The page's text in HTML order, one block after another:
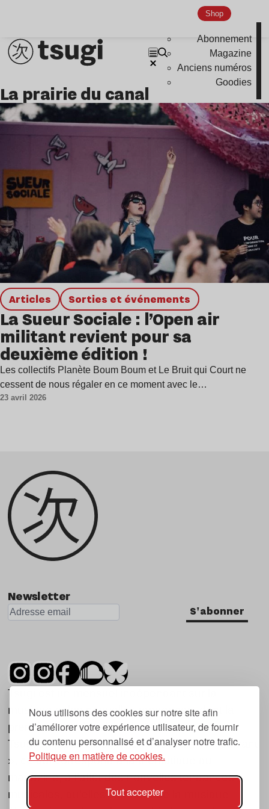
Nous utilisons des cookies sur notre site afin
d’améliorer votre expérience utilisateur, de fournir
du contenu personnalisé et d’analyser notre trafic.
Politique en matière de cookies.
Tout accepter
Shop
Abonnement
Magazine
Anciens numéros
Goodies
la prairie du canal
Articles Sorties et événements
La Sueur Sociale : l’Open air
militant revient pour sa
deuxième édition !
Les collectifs Planète Boum Boum et Le Bruit qui Court ne
cessent de nous régaler en ce moment avec le…
23 avril 2026
Newsletter
S'abonner
Tsugi est un mensuel indépendant sur la
musique et les nouvelles tendances, dont la
première parution date de 2007.
Tsugi en japonais signifie « prochain », « suivant
», ce qui correspond à la thématique du
magazine, à l’affût des nouvelles tendances
musicales, qu’elles viennent de la musique